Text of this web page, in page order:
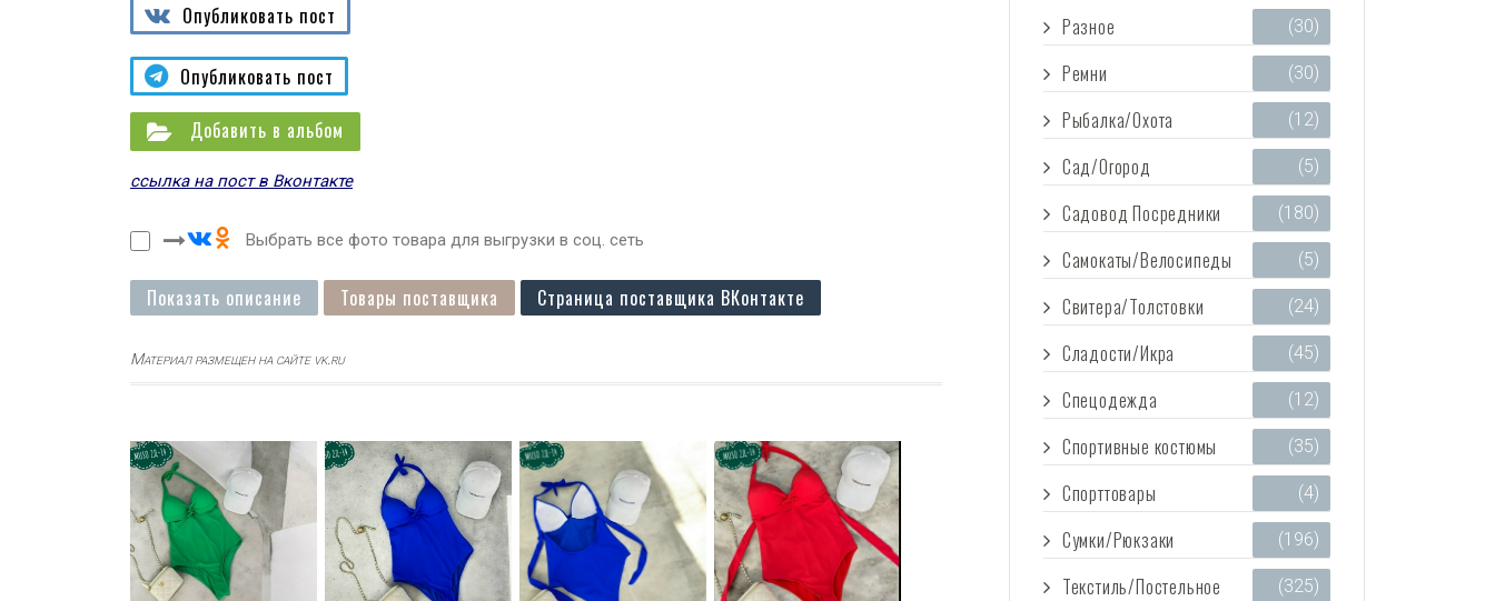
Опубликовать пост
Опубликовать пост
Добавить в альбом
ссылка на пост в Вконтакте
Выбрать все фото товара для выгрузки в соц. сеть
Показать описание Товары поставщика Страница поставщика ВКонтакте
Материал размещен на сайте vk.ru
Разное (30)
Ремни (30)
Рыбалка/Охота (12)
Сад/Огород (5)
Садовод Посредники (180)
Самокаты/Велосипеды (5)
Свитера/Толстовки (24)
Сладости/Икра (45)
Спецодежда (12)
Спортивные костюмы (35)
Спорттовары (4)
Сумки/Рюкзаки (196)
Текстиль/Постельное (325)